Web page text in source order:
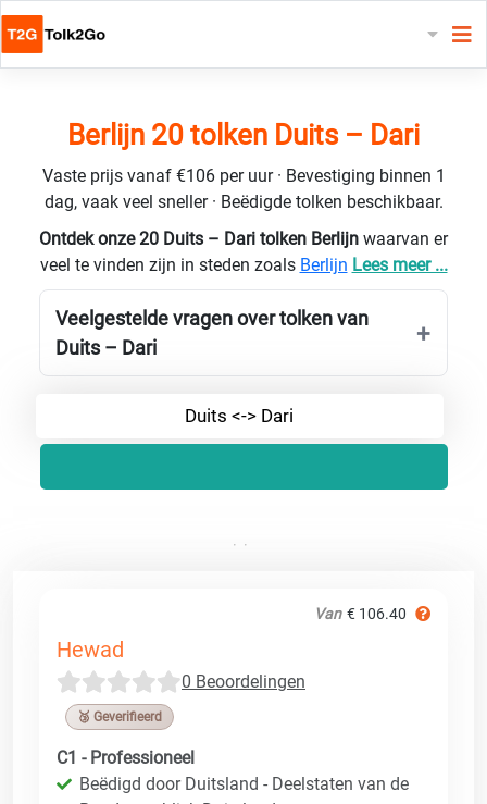
Berlijn 20 tolken Duits – Dari
Vaste prijs vanaf €106 per uur · Bevestiging binnen 1
dag, vaak veel sneller · Beëdigde tolken beschikbaar.
Ontdek onze 20 Duits – Dari tolken Berlijn waarvan er
veel te vinden zijn in steden zoals Berlijn Lees meer ...
Veelgestelde vragen over tolken van
Duits – Dari
Duits <-> Dari
Van € 106.40
Hewad
0 Beoordelingen
🥉 Geverifieerd
C1 - Professioneel
Beëdigd door Duitsland - Deelstaten van de